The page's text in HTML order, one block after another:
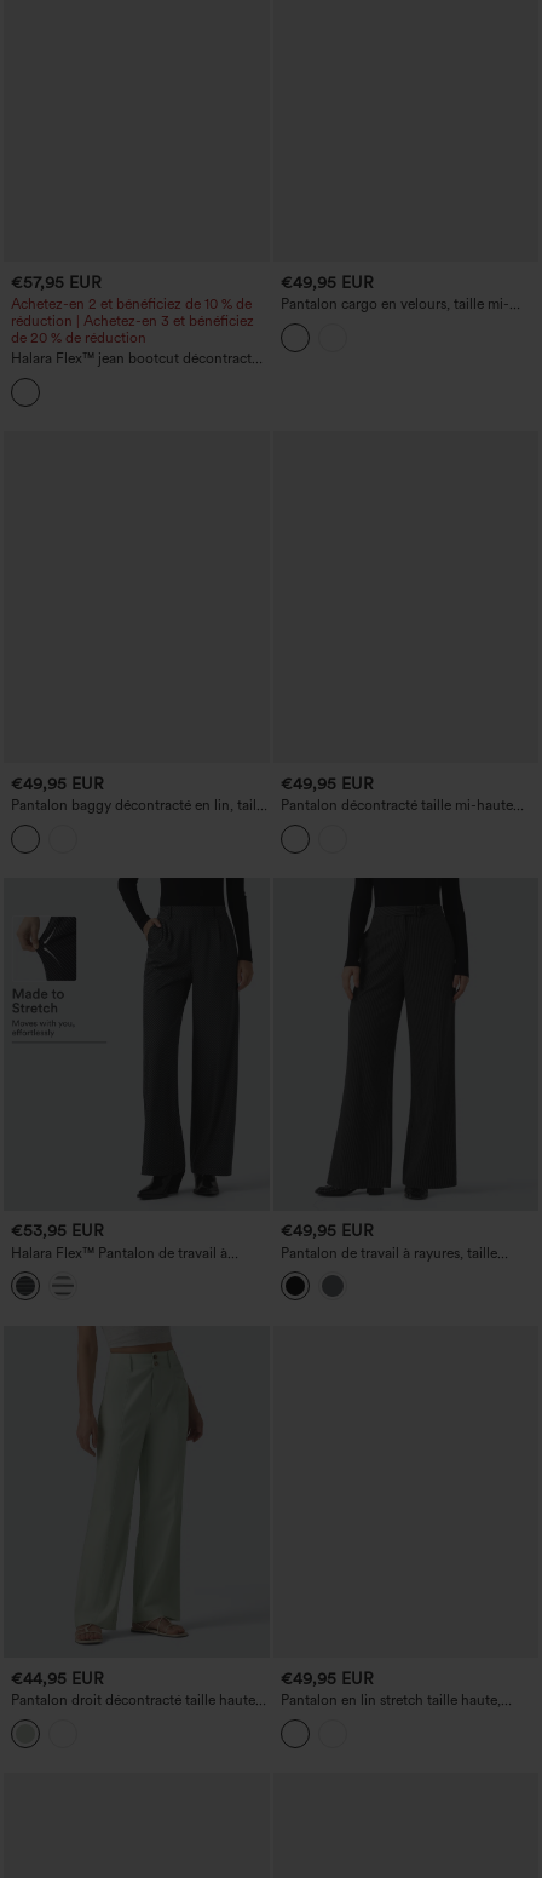
€57,95 EUR
Achetez-en 2 et bénéficiez de 10 % de
réduction | Achetez-en 3 et bénéficiez
de 20 % de réduction
Halara Flex™ jean bootcut décontracté,
taille haute à découpe croisée, effet
gainant pour le ventre, avec
empiècements et poches
€49,95 EUR
Pantalon cargo en velours, taille mi-
haute, coupe droite, décontracté, avec
poches
€49,95 EUR
Pantalon baggy décontracté en lin, taille
haute, avec poches
€49,95 EUR
Pantalon décontracté taille mi-haute
avec poches
€53,95 EUR
Halara Flex™ Pantalon de travail à
rayures, taille haute, coupe droite, avec
poches
€49,95 EUR
Pantalon de travail à rayures, taille
haute, jambe droite, avec poches
€44,95 EUR
Pantalon droit décontracté taille haute
en coton et lin avec poches
€49,95 EUR
Pantalon en lin stretch taille haute,
coupe large, effet gainant pour le
ventre, style décontracté, avec poches